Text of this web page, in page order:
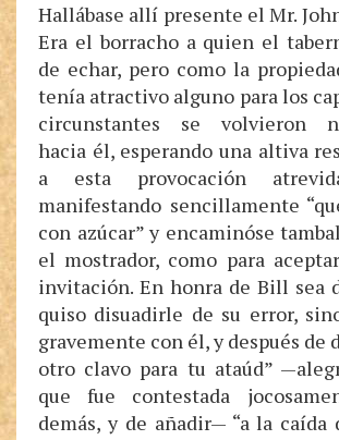
Hallábase allí presente el Mr.
Era el borracho a quien el
de echar, pero como la
tenía atractivo alguno para los
circunstantes se volvieron
hacia él, esperando una altiva
a esta provocación
manifestando sencillamente
con azúcar” y encaminóse
el mostrador, como para
invitación. En honra de Bill sea
quiso disuadirle de su error,
gravemente con él, y después de
otro clavo para tu ataúd”
que fue contestada
demás, y de añadir— “a la